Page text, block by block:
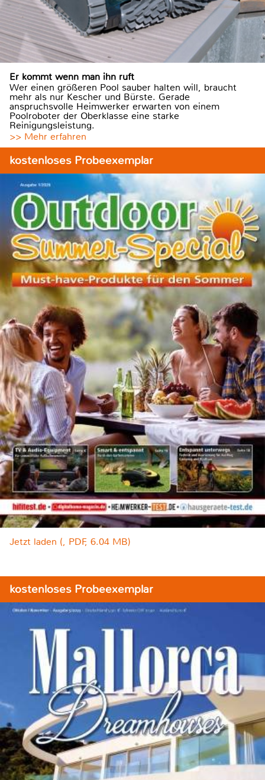
Er kommt wenn man ihn ruft
Wer einen größeren Pool sauber halten will, braucht
mehr als nur Kescher und Bürste. Gerade
anspruchsvolle Heimwerker erwarten von einem
Poolroboter der Oberklasse eine starke
Reinigungsleistung.
>> Mehr erfahren
kostenloses Probeexemplar
Jetzt laden (, PDF, 6.04 MB)
kostenloses Probeexemplar